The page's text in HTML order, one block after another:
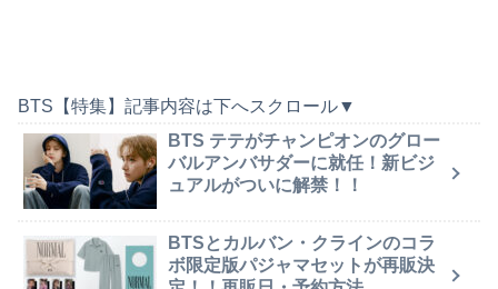
BTS【特集】記事内容は下へスクロール▼
BTS テテがチャンピオンのグロー
バルアンバサダーに就任！新ビジ
ュアルがついに解禁！！
BTSとカルバン・クラインのコラ
ボ限定版パジャマセットが再販決